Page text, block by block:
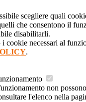
scegliere quali
che consentono il
disabilitarli.
cookie necessari al
.
non
l'elenco nella